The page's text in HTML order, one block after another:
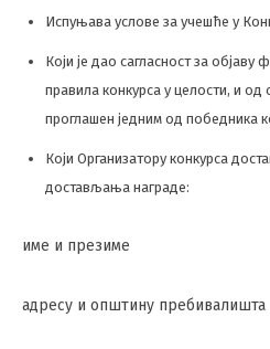
Испуњава услове за учешће у
Који је дао сагласност за објаву
правила конкурса у целости, и од
проглашен једним од победника
Који Организатору конкурса
достављања награде:
име и презиме
адресу и општину пребивалишта